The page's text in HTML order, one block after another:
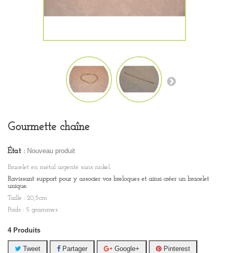
Gourmette chaîne
État : Nouveau produit
Bracelet en métal argenté sans nickel.
Ravissant support pour y associer vos breloques et ainsi créer un bracelet
unique.
Taille : 20,5cm
Poids : 5 grammes
4 Produits
Tweet Partager Google+ Pinterest